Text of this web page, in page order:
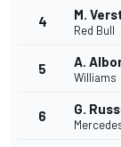
4 M.
Red Bull
5 A.
Williams
6 G.